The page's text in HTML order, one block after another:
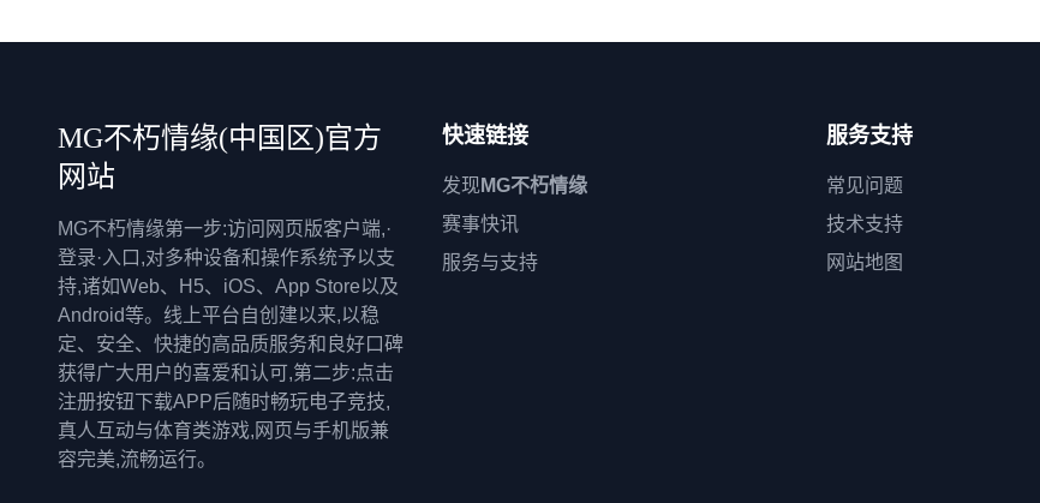
MG不朽情缘(中国区)官方
网站
MG不朽情缘第一步:访问网页版客户端,·
登录·入口,对多种设备和操作系统予以支
持,诸如Web、H5、iOS、App Store以及
Android等。线上平台自创建以来,以稳
定、安全、快捷的高品质服务和良好口碑
获得广大用户的喜爱和认可,第二步:点击
注册按钮下载APP后随时畅玩电子竞技,
真人互动与体育类游戏,网页与手机版兼
容完美,流畅运行。
快速链接
发现MG不朽情缘
赛事快讯
服务与支持
服务支持
常见问题
技术支持
网站地图